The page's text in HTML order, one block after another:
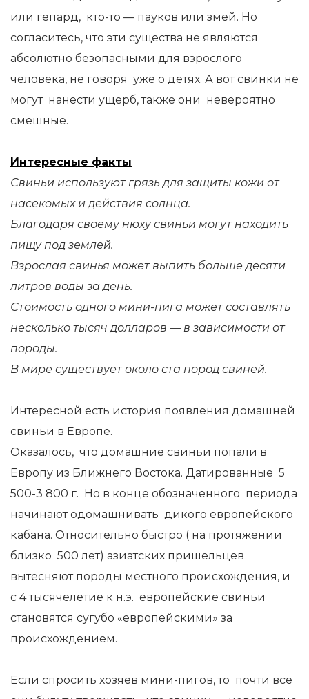
или гепард, кто-то — пауков или змей. Но
согласитесь, что эти существа не являются
абсолютно безопасными для взрослого
человека, не говоря уже о детях. А вот свинки не
могут нанести ущерб, также они невероятно
смешные.
Интересные факты
Свиньи используют грязь для защиты кожи от
насекомых и действия солнца.
Благодаря своему нюху свиньи могут находить
пищу под землей.
Взрослая свинья может выпить больше десяти
литров воды за день.
Стоимость одного мини-пига может составлять
несколько тысяч долларов — в зависимости от
породы.
В мире существует около ста пород свиней.
Интересной есть история появления домашней
свиньи в Европе.
Оказалось, что домашние свиньи попали в
Европу из Ближнего Востока. Датированные 5
500-3 800 г. Но в конце обозначенного периода
начинают одомашнивать дикого европейского
кабана. Относительно быстро ( на протяжении
близко 500 лет) азиатских пришельцев
вытесняют породы местного происхождения, и
с 4 тысячелетие к н.э. европейские свиньи
становятся сугубо «европейскими» за
происхождением.
Если спросить хозяев мини-пигов, то почти все